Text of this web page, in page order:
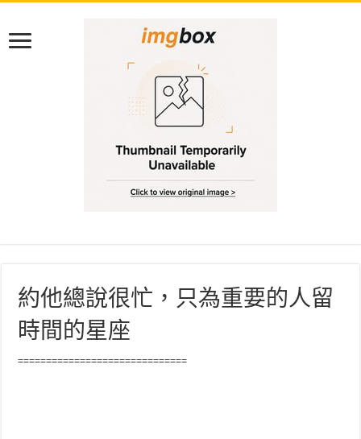
約他總說很忙，只為重要的人留
時間的星座
==============================